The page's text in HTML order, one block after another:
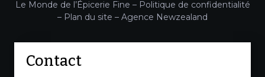
Le Monde de l’Épicerie Fine – Politique de confidentialité
– Plan du site – Agence Newzealand
Contact